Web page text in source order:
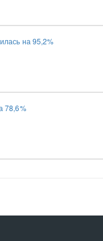
на 95,2%
78,6%